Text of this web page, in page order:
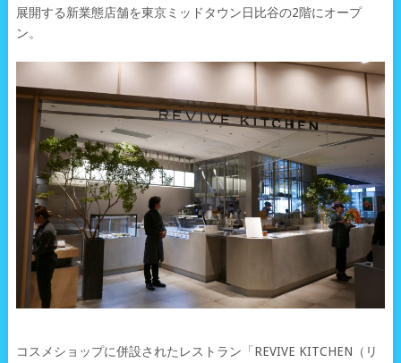
展開する新業態店舗を東京ミッドタウン日比谷の2階にオープ
ン。
コスメショップに併設されたレストラン「REVIVE KITCHEN（リ